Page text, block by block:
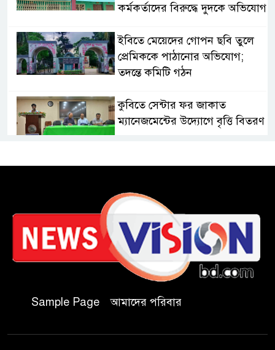
কর্মকর্তাদের বিরুদ্ধে দুদকে অভিযোগ
ইবিতে মেয়েদের গোপন ছবি তুলে
প্রেমিককে পাঠানোর অভিযোগ;
তদন্তে কমিটি গঠন
কুবিতে সেন্টার ফর জাকাত
ম্যানেজমেন্টের উদ্যোগে বৃত্তি বিতরণ
চকরিয়ায় ফাঁসিয়াখালী সরকারি
প্রাথমিক বিদ্যালয়ের ম্যানেজিং
কমিটির সভাপতি নির্বাচিত মো.
আবদুল আলিম
জুলাই আন্দোলন হয়েছিল
ফ্যাসিবাদী সমাজব্যবস্থার
Sample Page আমাদের পরিবার